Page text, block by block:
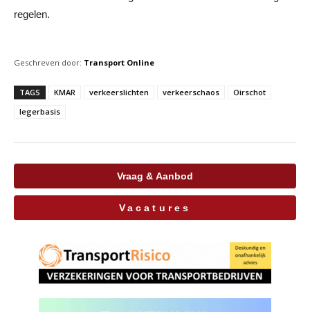
regelen.
Geschreven door: Transport Online
TAGS KMAR verkeerslichten verkeerschaos
Oirschot
legerbasis
Vraag & Aanbod
Vacatures